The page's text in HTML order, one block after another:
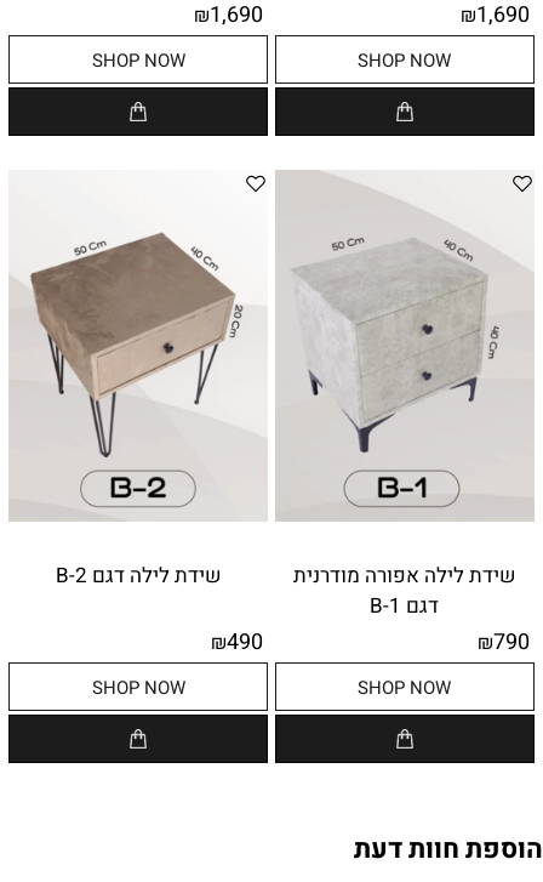
₪1,690
SHOP NOW
₪1,690
SHOP NOW
שידת לילה אפורה מודרנית
דגם B-1
₪790
SHOP NOW
שידת לילה דגם B-2
₪490
SHOP NOW
הוספת חוות דעת